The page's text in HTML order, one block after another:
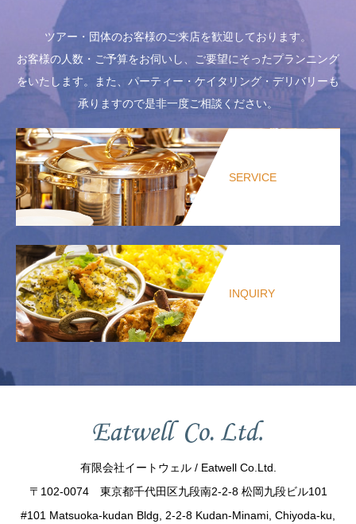
ツアー・団体のお客様のご来店を歓迎しております。
お客様の人数・ご予算をお伺いし、ご要望にそったプランニング
をいたします。また、パーティー・ケイタリング・デリバリーも
承りますので是非一度ご相談ください。
SERVICE
INQUIRY
有限会社イートウェル / Eatwell Co.Ltd.
〒102-0074 東京都千代田区九段南2-2-8 松岡九段ビル101
#101 Matsuoka-kudan Bldg, 2-2-8 Kudan-Minami, Chiyoda-ku,